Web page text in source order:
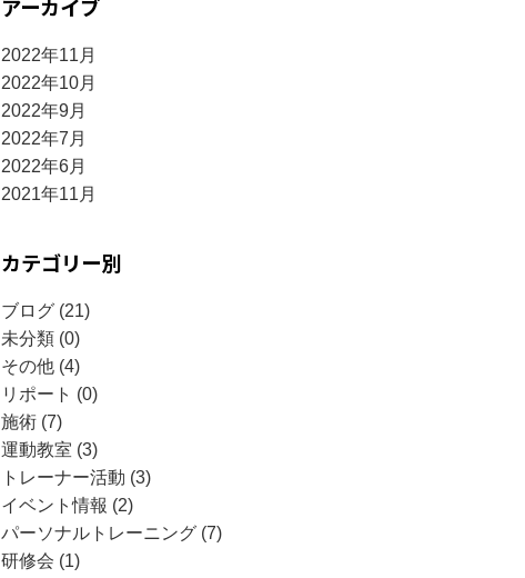
アーカイブ
2022年11月
2022年10月
2022年9月
2022年7月
2022年6月
2021年11月
カテゴリー別
ブログ (21)
未分類 (0)
その他 (4)
リポート (0)
施術 (7)
運動教室 (3)
トレーナー活動 (3)
イベント情報 (2)
パーソナルトレーニング (7)
研修会 (1)